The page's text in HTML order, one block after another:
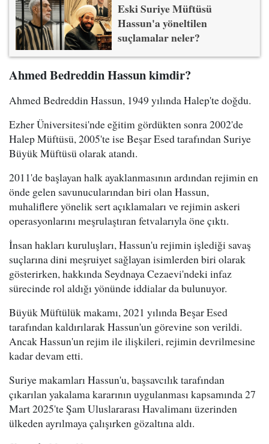
Eski Suriye Müftüsü
Hassun'a yöneltilen
suçlamalar neler?
Ahmed Bedreddin Hassun kimdir?
Ahmed Bedreddin Hassun, 1949 yılında Halep'te doğdu.
Ezher Üniversitesi'nde eğitim gördükten sonra 2002'de
Halep Müftüsü, 2005'te ise Beşar Esed tarafından Suriye
Büyük Müftüsü olarak atandı.
2011'de başlayan halk ayaklanmasının ardından rejimin en
önde gelen savunucularından biri olan Hassun,
muhaliflere yönelik sert açıklamaları ve rejimin askeri
operasyonlarını meşrulaştıran fetvalarıyla öne çıktı.
İnsan hakları kuruluşları, Hassun'u rejimin işlediği savaş
suçlarına dini meşruiyet sağlayan isimlerden biri olarak
gösterirken, hakkında Seydnaya Cezaevi'ndeki infaz
sürecinde rol aldığı yönünde iddialar da bulunuyor.
Büyük Müftülük makamı, 2021 yılında Beşar Esed
tarafından kaldırılarak Hassun'un görevine son verildi.
Ancak Hassun'un rejim ile ilişkileri, rejimin devrilmesine
kadar devam etti.
Suriye makamları Hassun'u, başsavcılık tarafından
çıkarılan yakalama kararının uygulanması kapsamında 27
Mart 2025'te Şam Uluslararası Havalimanı üzerinden
ülkeden ayrılmaya çalışırken gözaltına aldı.